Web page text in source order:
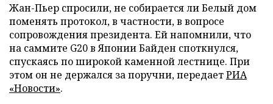
Жан-Пьер спросили, не собирается ли Белый дом
поменять протокол, в частности, в вопросе
сопровождения президента. Ей напомнили, что
на саммите G20 в Японии Байден споткнулся,
спускаясь по широкой каменной лестнице. При
этом он не держался за поручни, передаетРИА
«Новости».